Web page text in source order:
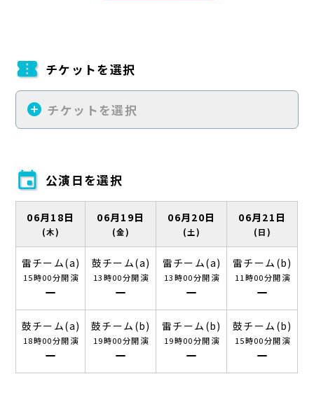
confirmation_number チケットを選択
add_circle チケットを選択
event 公演日を選択
06月18日
(木)
06月19日
(金)
06月20日
(土)
06月21日
(日)
雷チーム(a)
15時00分開演
remove
鼓チーム(a)
13時00分開演
remove
雷チーム(a)
13時00分開演
remove
雷チーム(b)
11時00分開演
remove
鼓チーム(a)
18時00分開演
remove
鼓チーム(b)
19時00分開演
remove
雷チーム(b)
19時00分開演
remove
鼓チーム(b)
15時00分開演
remove